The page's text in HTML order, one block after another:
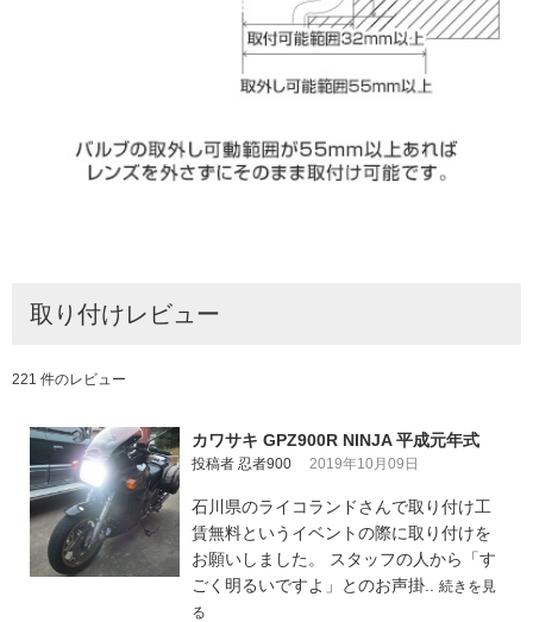
取り付けレビュー
221 件のレビュー
カワサキ GPZ900R NINJA 平成元年式
投稿者 忍者900 2019年10月09日
石川県のライコランドさんで取り付け工
賃無料というイベントの際に取り付けを
お願いしました。 スタッフの人から「す
ごく明るいですよ」とのお声掛.. 続きを見
る